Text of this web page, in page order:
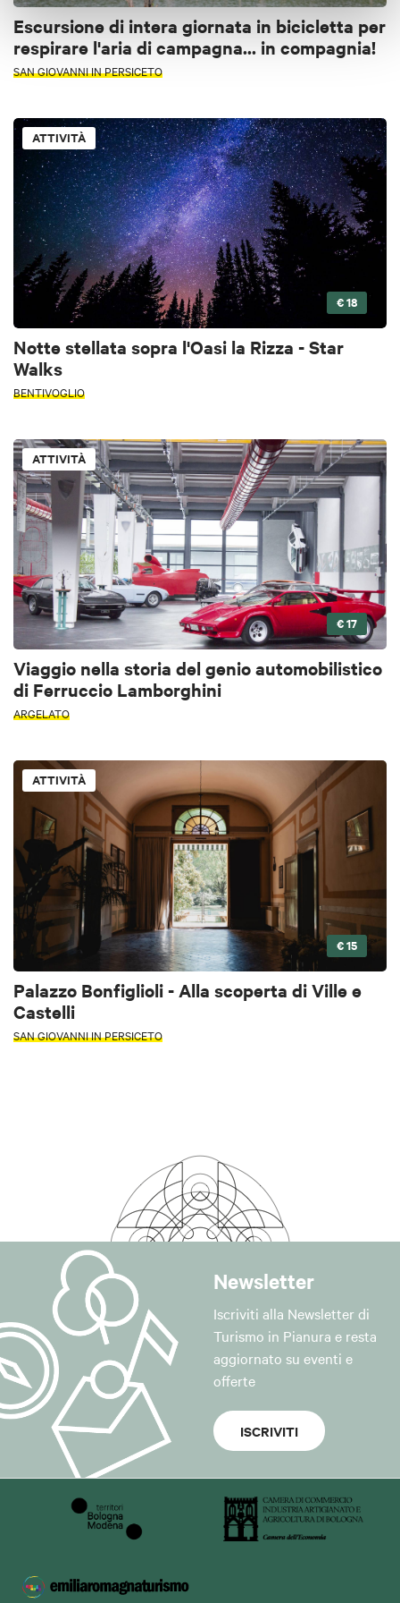
Escursione di intera giornata in bicicletta per
respirare l'aria di campagna... in compagnia!
SAN GIOVANNI IN PERSICETO
ATTIVITÀ
€ 18
Notte stellata sopra l'Oasi la Rizza - Star
Walks
BENTIVOGLIO
ATTIVITÀ
€ 17
Viaggio nella storia del genio automobilistico
di Ferruccio Lamborghini
ARGELATO
ATTIVITÀ
€ 15
Palazzo Bonfiglioli - Alla scoperta di Ville e
Castelli
SAN GIOVANNI IN PERSICETO
Newsletter
Iscriviti alla Newsletter di
Turismo in Pianura e resta
aggiornato su eventi e
offerte
ISCRIVITI